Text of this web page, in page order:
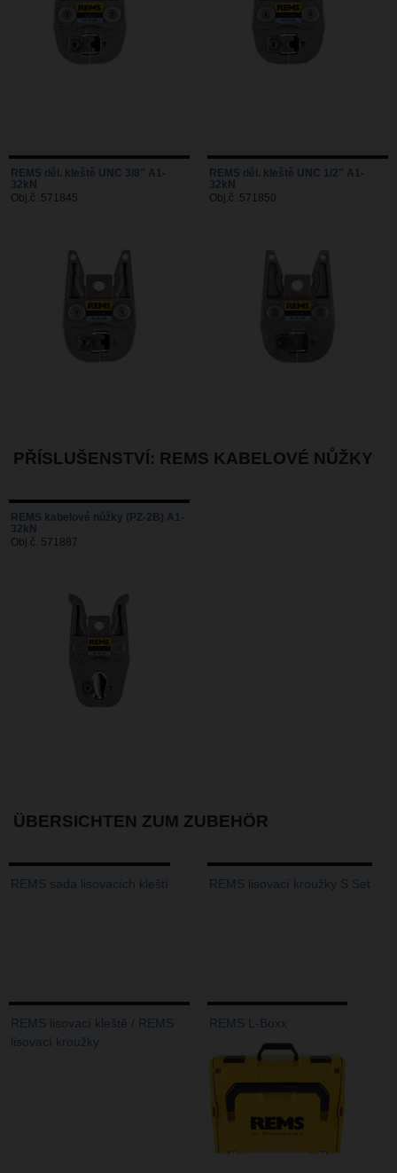
REMS děl. kleště UNC 3/8" A1-
32kN
Obj.č. 571845
REMS děl. kleště UNC 1/2" A1-
32kN
Obj.č. 571850
PŘÍSLUŠENSTVÍ: REMS KABELOVÉ NŮŽKY
REMS kabelové nůžky (PZ-2B) A1-
32kN
Obj.č. 571887
ÜBERSICHTEN ZUM ZUBEHÖR
REMS sada lisovacích kleští REMS lisovací kroužky S Set
REMS lisovací kleště / REMS
lisovací kroužky
REMS L-Boxx